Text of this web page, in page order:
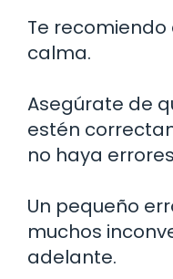
Te
calma.
Asegúrate de
estén
no haya
Un pequeño
muchos
adelante.